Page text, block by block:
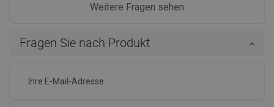
Weitere Fragen sehen
Fragen Sie nach Produkt